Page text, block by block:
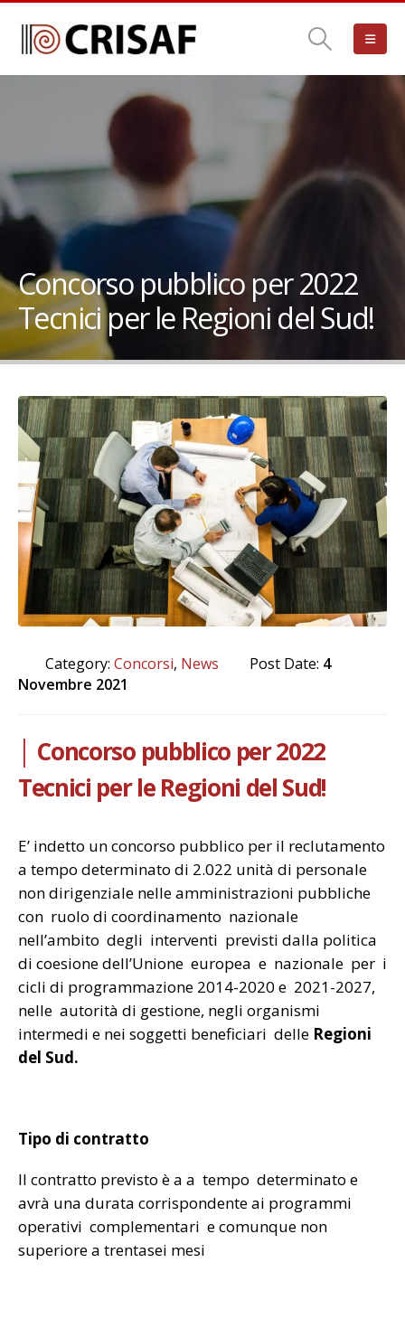
Concorso pubblico per 2022
Tecnici per le Regioni del Sud!
Category: Concorsi, News Post Date: 4
Novembre 2021
Concorso pubblico per 2022
Tecnici per le Regioni del Sud!
E’ indetto un concorso pubblico per il reclutamento
a tempo determinato di 2.022 unità di personale
non dirigenziale nelle amministrazioni pubbliche
con ruolo di coordinamento nazionale
nell’ambito degli interventi previsti dalla politica
di coesione dell’Unione europea e nazionale per i
cicli di programmazione 2014-2020 e 2021-2027,
nelle autorità di gestione, negli organismi
intermedi e nei soggetti beneficiari delle Regioni
del Sud.
Tipo di contratto
Il contratto previsto è a a tempo determinato e
avrà una durata corrispondente ai programmi
operativi complementari e comunque non
superiore a trentasei mesi